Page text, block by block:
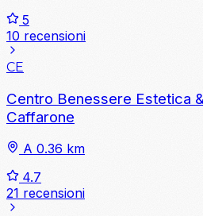
5
10 recensioni
CE
Centro Benessere Estetica
Caffarone
A 0.36 km
4.7
21 recensioni